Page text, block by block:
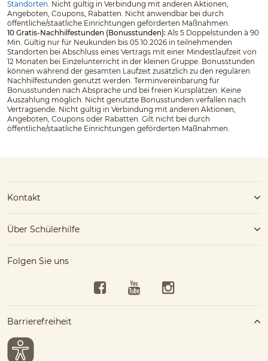
Standorten. Nicht gültig in Verbindung mit anderen Aktionen,
Angeboten, Coupons, Rabatten. Nicht anwendbar bei durch
öffentliche/staatliche Einrichtungen geförderten Maßnahmen.
10 Gratis-Nachhilfestunden (Bonusstunden): Als 5 Doppelstunden à 90
Min. Gültig nur für Neukunden bis 05.10.2026 in teilnehmenden
Standorten bei Abschluss eines Vertrags mit einer Mindestlaufzeit von
12 Monaten bei Einzelunterricht in der kleinen Gruppe. Bonusstunden
können während der gesamten Laufzeit zusätzlich zu den regulären
Nachhilfestunden genutzt werden. Terminvereinbarung für
Bonusstunden nach Absprache und bei freien Kursplätzen. Keine
Auszahlung möglich. Nicht genutzte Bonusstunden verfallen nach
Vertragsende. Nicht gültig in Verbindung mit anderen Aktionen,
Angeboten, Coupons oder Rabatten. Gilt nicht bei durch
öffentliche/staatliche Einrichtungen geförderten Maßnahmen.
Kontakt
Über Schülerhilfe
Folgen Sie uns
FacebookYouTubeInstagram
Barrierefreiheit